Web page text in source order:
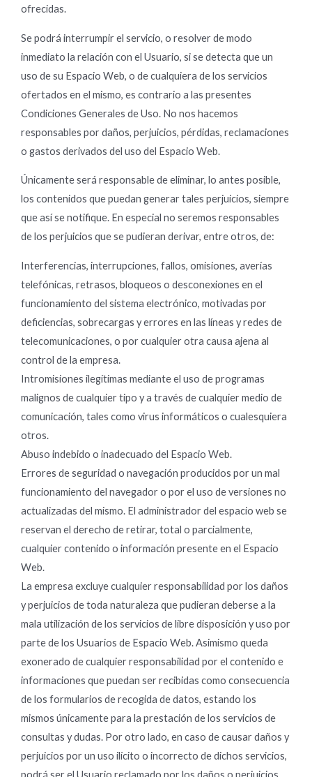
ofrecidas.
Se podrá interrumpir el servicio, o resolver de modo
inmediato la relación con el Usuario, si se detecta que un
uso de su Espacio Web, o de cualquiera de los servicios
ofertados en el mismo, es contrario a las presentes
Condiciones Generales de Uso. No nos hacemos
responsables por daños, perjuicios, pérdidas, reclamaciones
o gastos derivados del uso del Espacio Web.
Únicamente será responsable de eliminar, lo antes posible,
los contenidos que puedan generar tales perjuicios, siempre
que así se notifique. En especial no seremos responsables
de los perjuicios que se pudieran derivar, entre otros, de:
Interferencias, interrupciones, fallos, omisiones, averías
telefónicas, retrasos, bloqueos o desconexiones en el
funcionamiento del sistema electrónico, motivadas por
deficiencias, sobrecargas y errores en las líneas y redes de
telecomunicaciones, o por cualquier otra causa ajena al
control de la empresa.
Intromisiones ilegítimas mediante el uso de programas
malignos de cualquier tipo y a través de cualquier medio de
comunicación, tales como virus informáticos o cualesquiera
otros.
Abuso indebido o inadecuado del Espacio Web.
Errores de seguridad o navegación producidos por un mal
funcionamiento del navegador o por el uso de versiones no
actualizadas del mismo. El administrador del espacio web se
reservan el derecho de retirar, total o parcialmente,
cualquier contenido o información presente en el Espacio
Web.
La empresa excluye cualquier responsabilidad por los daños
y perjuicios de toda naturaleza que pudieran deberse a la
mala utilización de los servicios de libre disposición y uso por
parte de los Usuarios de Espacio Web. Asimismo queda
exonerado de cualquier responsabilidad por el contenido e
informaciones que puedan ser recibidas como consecuencia
de los formularios de recogida de datos, estando los
mismos únicamente para la prestación de los servicios de
consultas y dudas. Por otro lado, en caso de causar daños y
perjuicios por un uso ilícito o incorrecto de dichos servicios,
podrá ser el Usuario reclamado por los daños o perjuicios